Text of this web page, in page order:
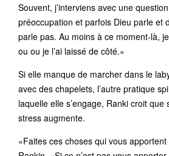
Souvent, j’interviens avec une
préoccupation et parfois Dieu parle et
parle pas. Au moins à ce moment-là,
ou ou je l’ai laissé de côté.»
Si elle manque de marcher dans le
avec des chapelets, l’autre pratique
laquelle elle s’engage, Ranki croit que
stress augmente.
«Faites ces choses qui vous